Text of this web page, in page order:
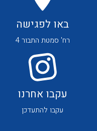
לכל מוצרי היצרן
באו לפגישה
רח' סמטת התבור 4
עקבו אחרנו
עקבו להתעדכן